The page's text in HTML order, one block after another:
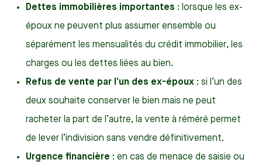
Dettes immobilières importantes : lorsque les ex-
époux ne peuvent plus assumer ensemble ou
séparément les mensualités du crédit immobilier, les
charges ou les dettes liées au bien.
Refus de vente par l’un des ex-époux : si l’un des
deux souhaite conserver le bien mais ne peut
racheter la part de l’autre, la vente à réméré permet
de lever l’indivision sans vendre définitivement.
Urgence financière : en cas de menace de saisie ou